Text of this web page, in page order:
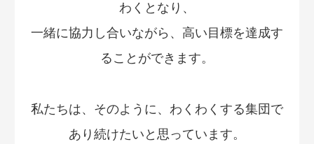
わくとなり、
一緒に協力し合いながら、高い目標を達成す
ることができます。
私たちは、そのように、わくわくする集団で
あり続けたいと思っています。